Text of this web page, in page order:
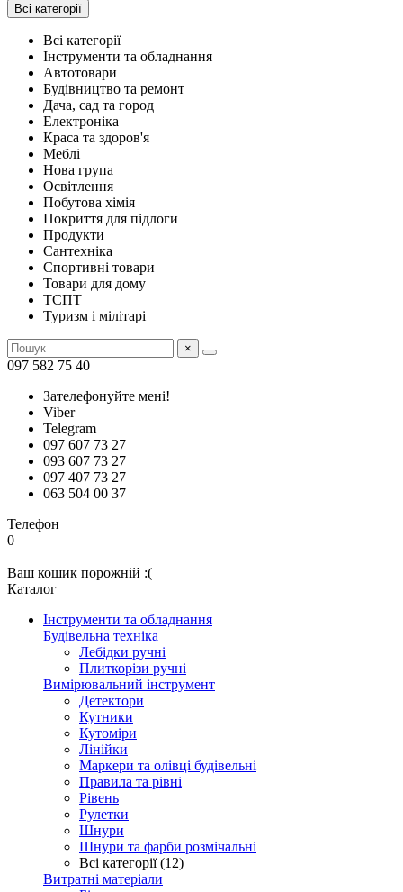
Всі категорії
Всі категорії
Інструменти та обладнання
Автотовари
Будівництво та ремонт
Дача, сад та город
Електроніка
Краса та здоров'я
Меблі
Нова група
Освітлення
Побутова хімія
Покриття для підлоги
Продукти
Сантехніка
Спортивні товари
Товари для дому
ТСПТ
Туризм і мілітарі
×
097 582 75 40
Зателефонуйте мені!
Viber
Telegram
097 607 73 27
093 607 73 27
097 407 73 27
063 504 00 37
Телефон
0
Ваш кошик порожній :(
Каталог
Інструменти та обладнання
Будівельна техніка
Лебідки ручні
Плиткорізи ручні
Вимірювальний інструмент
Детектори
Кутники
Кутоміри
Лінійки
Маркери та олівці будівельні
Правила та рівні
Рівень
Рулетки
Шнури
Шнури та фарби розмічальні
Всі категорії (12)
Витратні матеріали